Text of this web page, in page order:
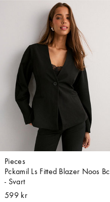
Pieces
Pckamil Ls Fitted Blazer Noos Bc
- Svart
599 kr